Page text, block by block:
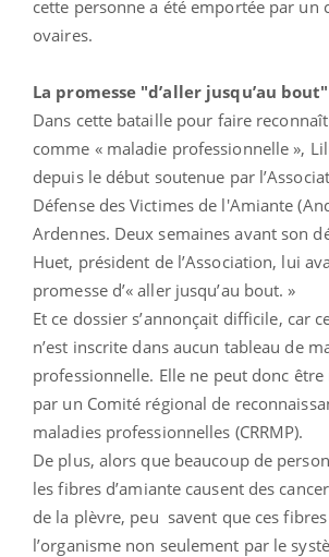
cette personne a été emportée par un
ovaires.
La promesse "d’aller jusqu’au bout"
Dans cette bataille pour faire
comme « maladie professionnelle »,
depuis le début soutenue par
Défense des Victimes de l'Amiante
Ardennes. Deux semaines avant son
Huet, président de l’Association, lui
promesse d’« aller jusqu’au bout. »
Et ce dossier s’annonçait difficile, car
n’est inscrite dans aucun tableau de
professionnelle. Elle ne peut donc
par un Comité régional de
maladies professionnelles (CRRMP).
De plus, alors que beaucoup de
les fibres d’amiante causent des
de la plèvre, peu savent que ces
l’organisme non seulement par le